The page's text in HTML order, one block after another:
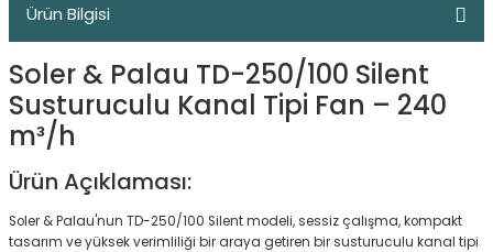
Yorum Yaz Fiyatı Düşünce Haber
Ürün Bilgisi
Soler & Palau TD-250/100 Silent
Susturuculu Kanal Tipi Fan – 240
m³/h
Ürün Açıklaması:
Soler & Palau'nun TD-250/100 Silent modeli, sessiz çalışma, kompakt
tasarım ve yüksek verimliliği bir araya getiren bir susturuculu kanal tipi